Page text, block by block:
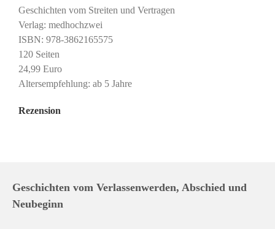
Geschichten vom Streiten und Vertragen
Verlag: medhochzwei
ISBN: 978-3862165575
120 Seiten
24,99 Euro
Altersempfehlung: ab 5 Jahre
Rezension
Geschichten vom Verlassenwerden, Abschied und
Neubeginn